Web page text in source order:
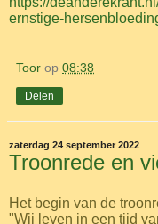
ernstige-
Toor op 08:38
Delen
zaterdag 24 september 2022
Troonrede en
Het begin van de
"Wij leven in een tijd